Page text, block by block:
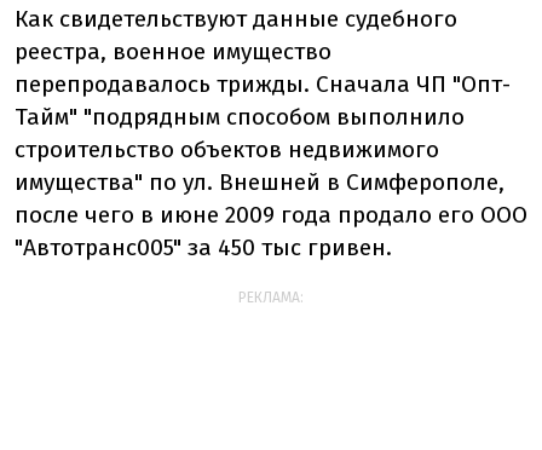
Как свидетельствуют данные судебного
реестра, военное имущество
перепродавалось трижды. Сначала ЧП "Опт-
Тайм" "подрядным способом выполнило
строительство объектов недвижимого
имущества" по ул. Внешней в Симферополе,
после чего в июне 2009 года продало его ООО
"Автотранс005" за 450 тыс гривен.
РЕКЛАМА: